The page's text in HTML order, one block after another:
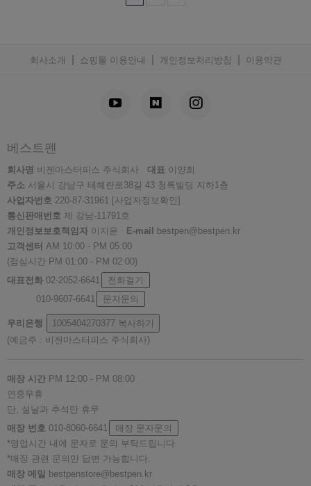
회사소개 쇼핑몰 이용안내 개인정보처리방침 이용약관
베스트펜
회사명 비젠마스터피스 주식회사 대표 이양희
주소 서울시 강남구 테헤란로38길 43 청록빌딩 지하1층
사업자번호 220-87-31961 [사업자정보확인]
통신판매번호 제 강남-11791호
개인정보보호책임자 이지윤 E-mail
bestpen@bestpen.kr
고객센터 AM 10:00 - PM 05:00
(점심시간 PM 01:00 - PM 02:00)
대표전화 02-2052-6641
전화걸기
010-9607-6641
문자문의
우리은행 1005404270377 복사하기
(예금주 : 비젠마스터피스 주식회사)
매장 시간 PM 12:00 - PM 08:00
연중무휴
단, 설날과 추석만 휴무
매장 번호 010-8060-6641
매장 문자문의
*영업시간 내에 문자로 문의 부탁드립니다.
*매장 관련 문의만 답변 가능합니다.
매장 메일 bestpenstore@bestpen.kr